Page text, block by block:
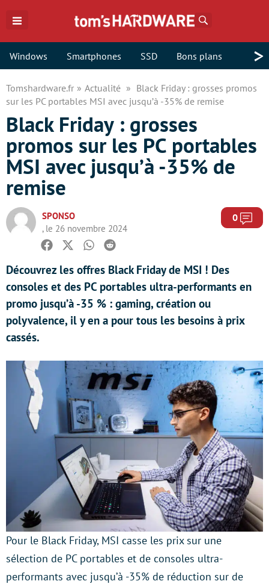
Windows Smartphones SSD Bons plans >
Tomshardware.fr Actualité
Black Friday : grosses promos
sur les PC portables MSI avec jusqu’à -35% de remise
Black Friday : grosses
promos sur les PC portables
MSI avec jusqu’à -35% de
remise
SPONSO
, le 26 novembre 2024
0
Facebook
TwitterWhatsapp
Reddit
Découvrez les offres Black Friday de MSI ! Des
consoles et des PC portables ultra-performants en
promo jusqu’à -35 % : gaming, création ou
polyvalence, il y en a pour tous les besoins à prix
cassés.
Pour le Black Friday, MSI casse les prix sur une
sélection de PC portables et de consoles ultra-
performants avec jusqu’à -35% de réduction sur de